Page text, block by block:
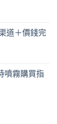
道＋價錢完
噴霧購買指